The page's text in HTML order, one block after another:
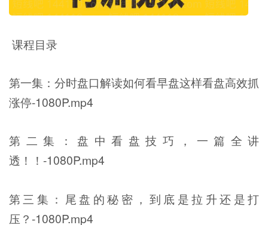
课程目录
第一集：分时盘口解读如何看早盘这样看盘高效抓
涨停-1080P.mp4
第二集：盘中看盘技巧，一篇全讲
透！！-1080P.mp4
第三集：尾盘的秘密，到底是拉升还是打
压？-1080P.mp4